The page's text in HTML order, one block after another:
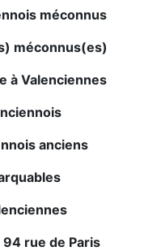
méconnus
méconnus(es)
à Valenciennes
anciens
94 rue de Paris